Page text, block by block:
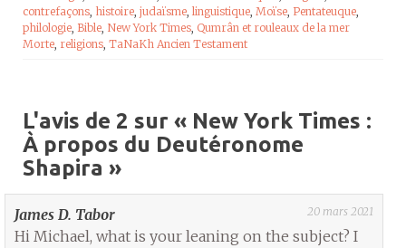
contrefaçons, histoire, judaïsme, linguistique, Moïse, Pentateuque,
philologie, Bible, New York Times, Qumrân et rouleaux de la mer
Morte, religions, TaNaKh Ancien Testament
L'avis de 2 sur « New York Times :
À propos du Deutéronome
Shapira »
James D. Tabor 20 mars 2021
Hi Michael, what is your leaning on the subject? I